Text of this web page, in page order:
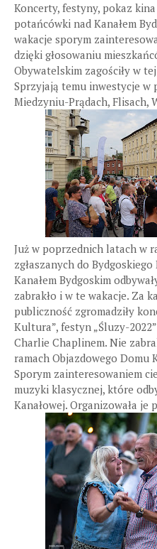
Koncerty, festyny, pokaz
potańcówki nad Kanałem
wakacje sporym
dzięki głosowaniu
Obywatelskim zagościły w
Sprzyjają temu inwestycje w
Miedzyniu-Prądach, Flisach,
Już w poprzednich latach w
zgłaszanych do
Kanałem Bydgoskim
zabrakło i w te wakacje. Za
publiczność zgromadziły
Kultura”, festyn „Śluzy-
Charlie Chaplinem. Nie
ramach Objazdowego Domu
Sporym zainteresowaniem
muzyki klasycznej, które
Kanałowej. Organizowała je